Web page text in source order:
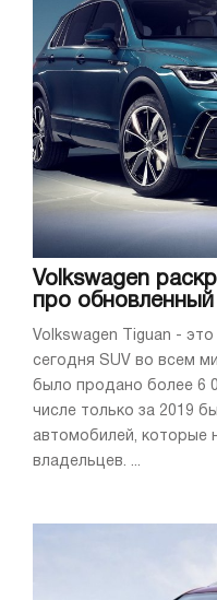
Volkswagen
про
Volkswagen Tiguan -
сегодня SUV во всем
было продано более 6
числе только за 2019
автомобилей, которые
владельцев. ...